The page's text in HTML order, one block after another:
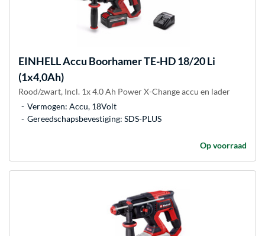
EINHELLAccu Boorhamer TE-HD 18/20 Li
(1x4,0Ah)
Rood/zwart, Incl. 1x 4.0 Ah Power X-Change accu en lader
Vermogen: Accu, 18Volt
Gereedschapsbevestiging: SDS-PLUS
Op voorraad